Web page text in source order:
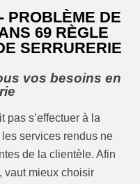
PROBLÈME DE
69 RÈGLE
SERRURERIE
vos besoins en
pas s’effectuer à la
services rendus ne
de la clientèle. Afin
vaut mieux choisir